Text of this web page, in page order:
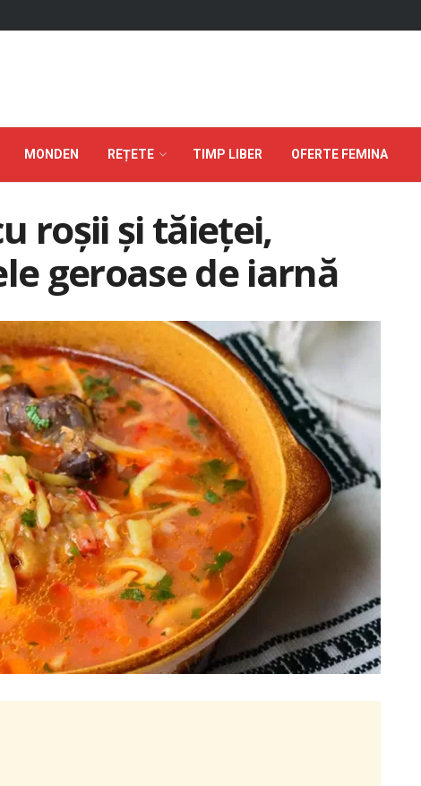
MONDEN REȚETE TIMP LIBER OFERTE FEMINA
roșii și tăieței,
geroase de iarnă